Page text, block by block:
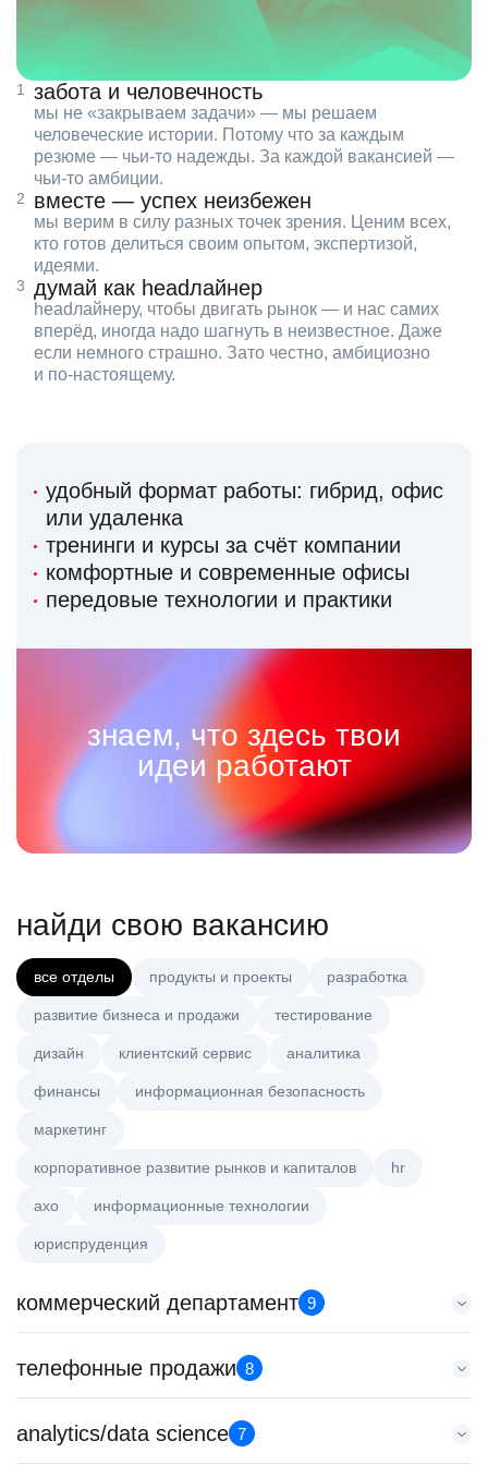
забота и человечность
мы не «закрываем задачи» — мы решаем
человеческие истории. Потому что за каждым
резюме — чьи‑то надежды. За каждой вакансией —
чьи‑то амбиции.
вместе — успех неизбежен
мы верим в силу разных точек зрения. Ценим всех,
кто готов делиться своим опытом, экспертизой,
идеями.
думай как headлайнер
headлайнеру, чтобы двигать рынок — и нас самих
вперёд, иногда надо шагнуть в неизвестное. Даже
если немного страшно. Зато честно, амбициозно
и по‑настоящему.
удобный формат работы: гибрид, офис
или удаленка
тренинги и курсы за счёт компании
комфортные и современные офисы
передовые технологии и практики
знаем, что здесь твои
идеи работают
найди свою вакансию
все отделы продукты и проекты разработка
развитие бизнеса и продажи тестирование
дизайн клиентский сервис аналитика
финансы информационная безопасность
маркетинг
корпоративное развитие рынков и капиталов hr
axo информационные технологии
юриспруденция
коммерческий департамент 9
Key Account Manager (EdTech)
HeadHunter::Коммерческий департамент
150000 ₽
телефонные продажи 8
Менеджер по привлечению клиентов (B2B)
HeadHunter::Телефонные продажи
analytics/data science 7